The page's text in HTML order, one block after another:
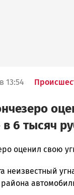
13:54
6 тысяч
оценил свою
неизвестный